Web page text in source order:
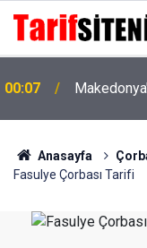
00:07
Anasayfa
Fasulye Çorbası Tarifi